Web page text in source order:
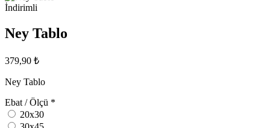
İndirimli
Ney Tablo
379,90 ₺
Ney Tablo
Ebat / Ölçü *
20x30